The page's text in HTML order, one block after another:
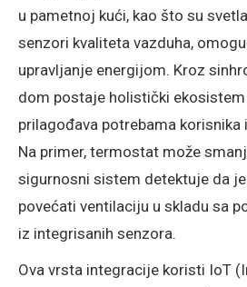
u pametnoj kući, kao što su
senzori kvaliteta vazduha,
upravljanje energijom. Kroz
dom postaje holistički
prilagođava potrebama
Na primer, termostat može
sigurnosni sistem detektuje da
povećati ventilaciju u skladu sa
iz integrisanih senzora.
Ova vrsta integracije koristi IoT